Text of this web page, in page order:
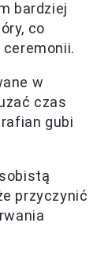
bardziej
co
w
czas
gubi
przyczynić